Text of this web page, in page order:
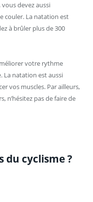
devez aussi
couler. La natation est
à brûler plus de 300
votre rythme
La natation est aussi
vos muscles. Par ailleurs,
n’hésitez pas de faire de
du cyclisme ?